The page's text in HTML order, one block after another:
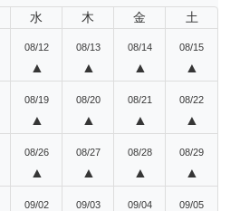
水 木 金 土
08/12
▲
08/13
▲
08/14
▲
08/15
▲
08/19
▲
08/20
▲
08/21
▲
08/22
▲
08/26
▲
08/27
▲
08/28
▲
08/29
▲
09/02 09/03 09/04 09/05